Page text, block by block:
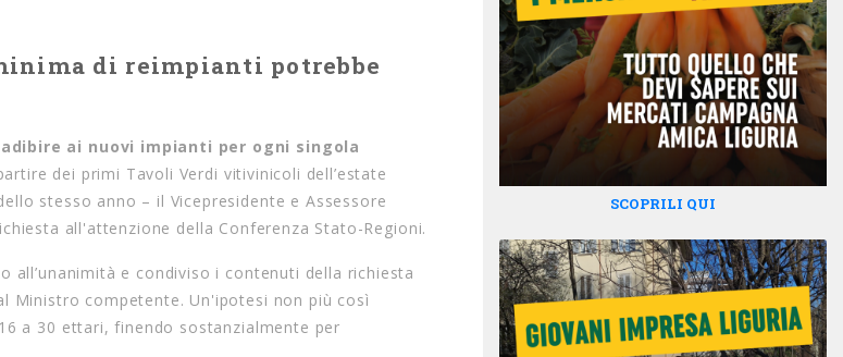
di reimpianti potrebbe
ai nuovi impianti per ogni singola
dei primi Tavoli Verdi vitivinicoli dell’estate
stesso anno – il Vicepresidente e Assessore
all'attenzione della Conferenza Stato-Regioni.
e condiviso i contenuti della richiesta
Ministro competente. Un'ipotesi non più così
a 30 ettari, finendo sostanzialmente per
SCOPRILI QUI